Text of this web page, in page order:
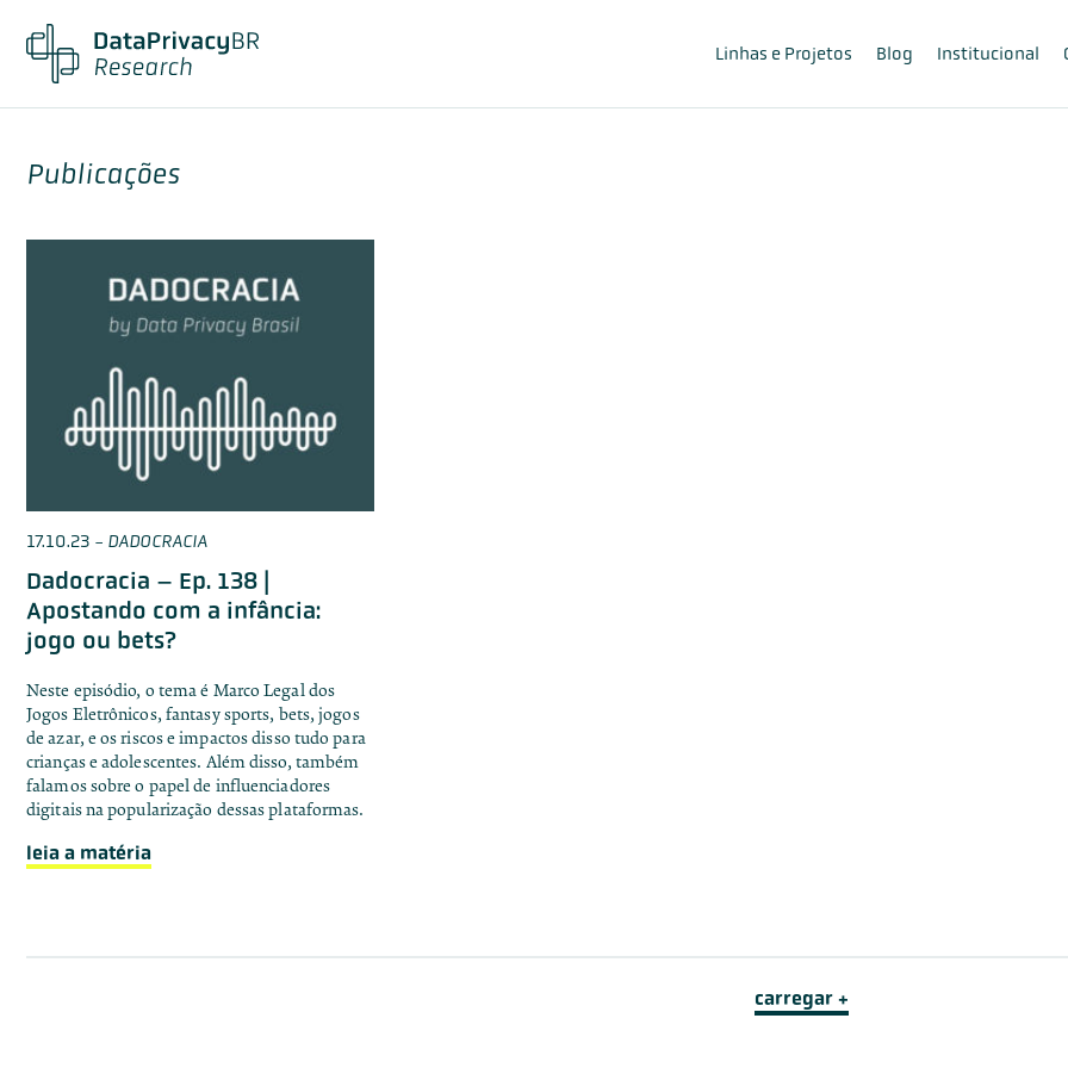
Linhas e Projetos Blog Institucional
Publicações
17.10.23 - DADOCRACIA
Dadocracia – Ep. 138 |
Apostando com a infância:
jogo ou bets?
Neste episódio, o tema é Marco Legal dos
Jogos Eletrônicos, fantasy sports, bets, jogos
de azar, e os riscos e impactos disso tudo para
crianças e adolescentes. Além disso, também
falamos sobre o papel de influenciadores
digitais na popularização dessas plataformas.
leia a matéria
carregar +